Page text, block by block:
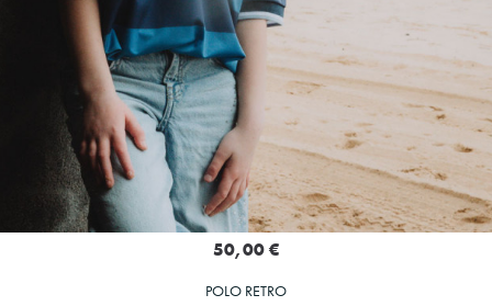
50,00 €
POLO RETRO